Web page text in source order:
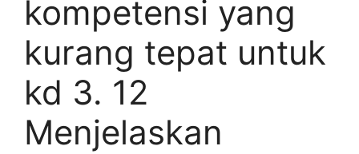
kompetensi yang
kurang tepat untuk
kd 3. 12
Menjelaskan